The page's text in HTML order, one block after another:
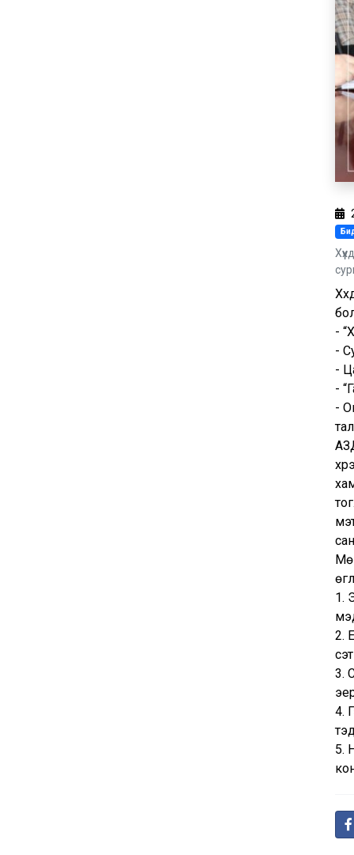
-
-
-
-
-
1.
2.
3.
4.
5.